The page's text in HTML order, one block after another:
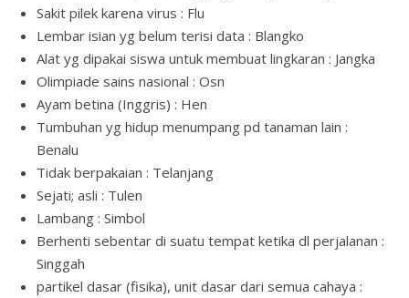
Sakit pilek karena virus : Flu
Lembar isian yg belum terisi data : Blangko
Alat yg dipakai siswa untuk membuat lingkaran : Jangka
Olimpiade sains nasional : Osn
Ayam betina (Inggris) : Hen
Tumbuhan yg hidup menumpang pd tanaman lain :
Benalu
Tidak berpakaian : Telanjang
Sejati; asli : Tulen
Lambang : Simbol
Berhenti sebentar di suatu tempat ketika dl perjalanan :
Singgah
partikel dasar (fisika), unit dasar dari semua cahaya :